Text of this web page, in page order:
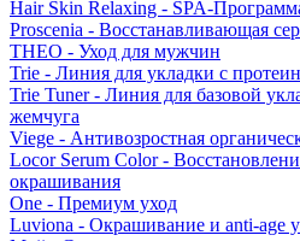
Hair Skin Relaxing - SPA-
Proscenia - Восстанавливающая
THEO - Уход для мужчин
Trie - Линия для укладки с
Trie Tuner - Линия для базовой
жемчуга
Viege - Антивозростная
Locor Serum Color -
окрашивания
One - Премиум уход
Luviona - Окрашивание и anti-age